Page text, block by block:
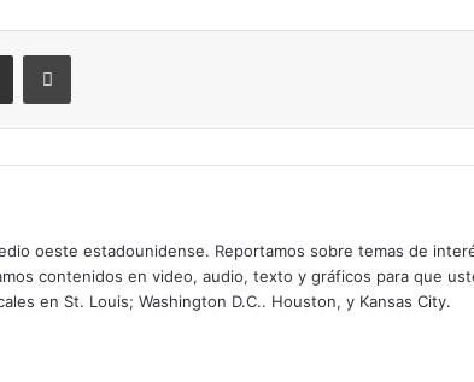
oeste estadounidense. Reportamos sobre temas de
contenidos en video, audio, texto y gráficos para que
en St. Louis; Washington D.C.. Houston, y Kansas City.